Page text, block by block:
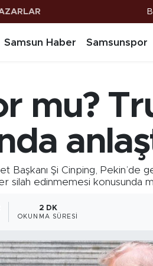
Samsun Haber Samsunspor
mu?
Başkanı Şi Cinping,
silah edinmemesi konusunda
2 DK
OKUNMA SÜRESI